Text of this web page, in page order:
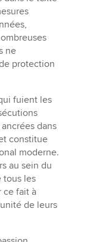
ne
protection
fuient les
dans
constitue
moderne.
au sein du
tous les
ce fait à
de leurs